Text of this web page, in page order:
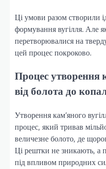
Ці умови разом створили
формування вугілля. Але
перетворювалися на
цей процес покроково.
Процес утворення
від болота до
Утворення кам’яного
процес, який тривав
величезне болото, де
Ці рештки не зникають, а
під впливом природних